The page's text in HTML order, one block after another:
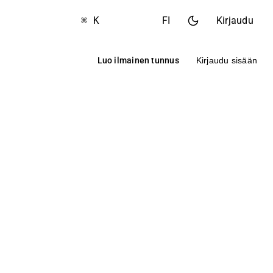
⌘ K FI Kirjaudu
Luo ilmainen tunnus Kirjaudu sisään